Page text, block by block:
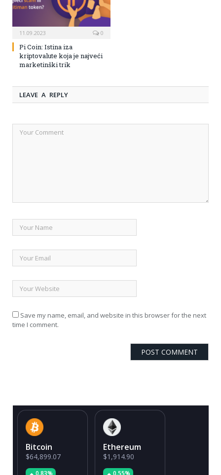
11.09.2023 0
Pi Coin: Istina iza
kriptovalute koja je najveći
marketinški trik
LEAVE A REPLY
Save my name, email, and website in this browser for the next
time I comment.
Bitcoin
$64,899.07
0.83%
Ethereum
$1,914.90
0.55%